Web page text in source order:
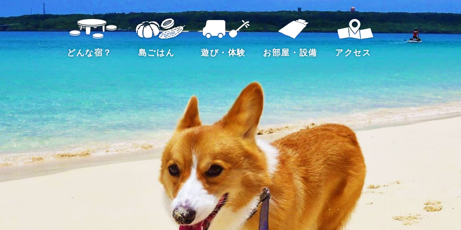
どんな宿？ 島ごはん 遊び・体験 お部屋・設備 アクセス